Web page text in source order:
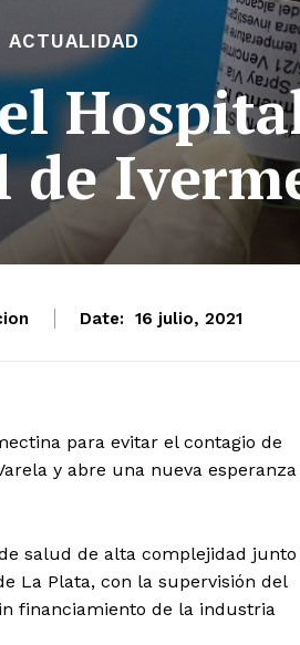
ACTUALIDAD
de
Date: 16 julio, 2021
para evitar el contagio de
y abre una nueva esperanza
salud de alta complejidad junto
La Plata, con la supervisión del
financiamiento de la industria